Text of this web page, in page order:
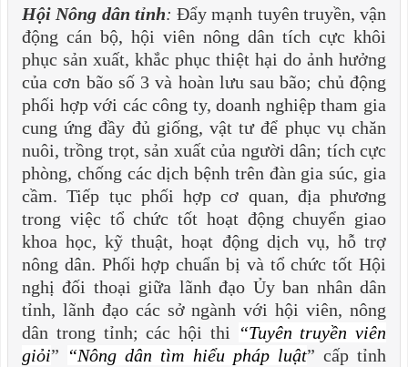
Hội Nông dân tỉnh: Đẩy mạnh tuyên truyền, vận
động cán bộ, hội viên nông dân tích cực khôi
phục sản xuất, khắc phục thiệt hại do ảnh hưởng
của cơn bão số 3 và hoàn lưu sau bão; chủ động
phối hợp với các công ty, doanh nghiệp tham gia
cung ứng đầy đủ giống, vật tư để phục vụ chăn
nuôi, trồng trọt, sản xuất của người dân; tích cực
phòng, chống các dịch bệnh trên đàn gia súc, gia
cầm. Tiếp tục phối hợp cơ quan, địa phương
trong việc tổ chức tốt hoạt động chuyển giao
khoa học, kỹ thuật, hoạt động dịch vụ, hỗ trợ
nông dân. Phối hợp chuẩn bị và tổ chức tốt Hội
nghị đối thoại giữa lãnh đạo Ủy ban nhân dân
tỉnh, lãnh đạo các sở ngành với hội viên, nông
dân trong tỉnh; các hội thi
“Tuyên truyền viên
giỏi” “Nông dân tìm hiểu pháp luật” cấp tỉnh